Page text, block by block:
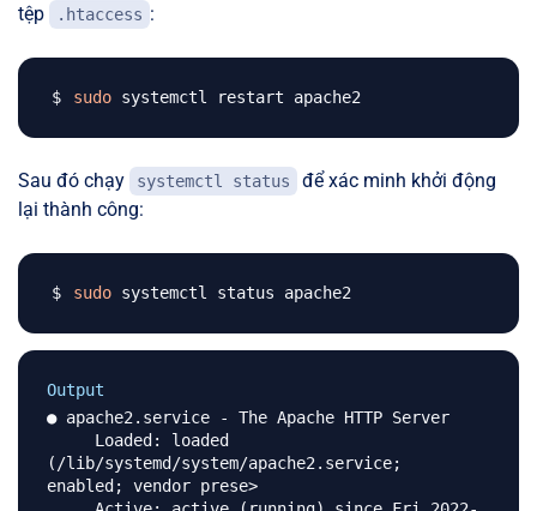
tệp
.htaccess :
sudo
Sau đó chạy systemctl status
để xác minh khởi động
lại thành công:
sudo
Output
● apache2.service - The Apache HTTP Server
(/lib/systemd/system/apache2.service;
enabled; vendor prese>